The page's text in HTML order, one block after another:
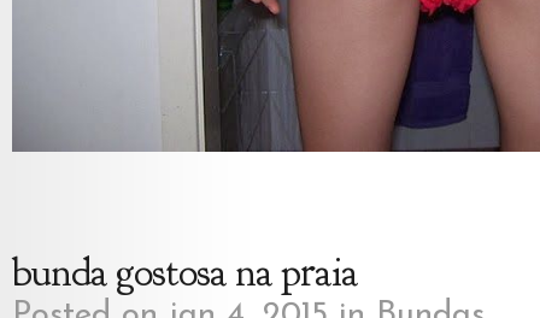
bunda gostosa na praia